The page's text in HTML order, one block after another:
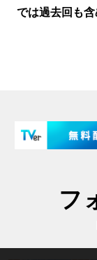
では過去回も含
フ